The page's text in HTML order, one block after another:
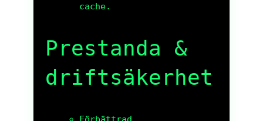
cache.
Prestanda &
driftsäkerhet